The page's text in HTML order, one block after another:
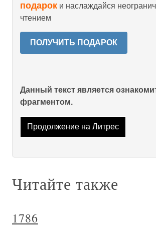
подарок и наслаждайся
чтением
ПОЛУЧИТЬ ПОДАРОК
Данный текст является
фрагментом.
Продолжение на Литрес
Читайте также
1786